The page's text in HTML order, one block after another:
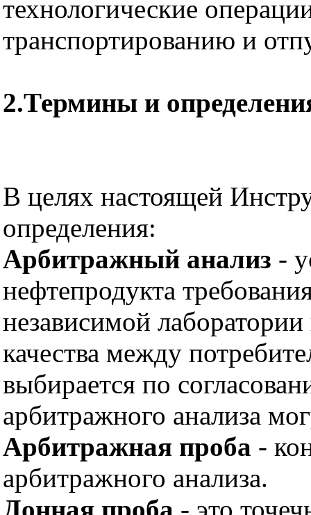
технологические
транспортированию и
2.Термины и
В целях настоящей
определения:
Арбитражный анализ -
нефтепродукта
независимой
качества между
выбирается по
арбитражного анализа
Арбитражная проба -
арбитражного анализа.
Донная проба - это